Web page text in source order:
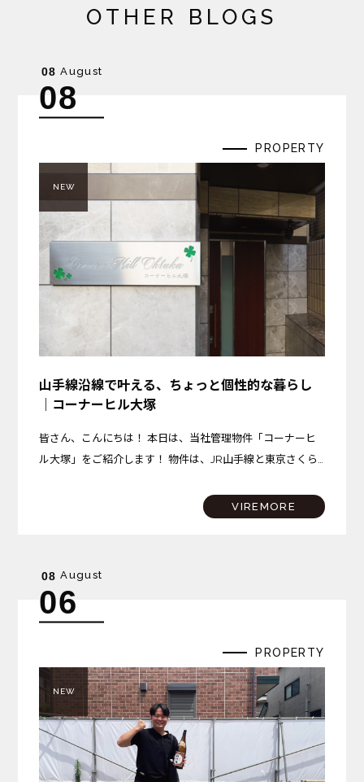
OTHER BLOGS
08 August
08
PROPERTY
NEW
山手線沿線で叶える、ちょっと個性的な暮らし
｜コーナーヒル大塚
皆さん、こんにちは！ 本日は、当社管理物件「コーナーヒ
ル大塚」をご紹介します！ 物件は、JR山手線と東京さくら
位置しています。 大塚駅には商業施設「アトレヴィ大塚」
VIREMORE
08 August
06
PROPERTY
NEW